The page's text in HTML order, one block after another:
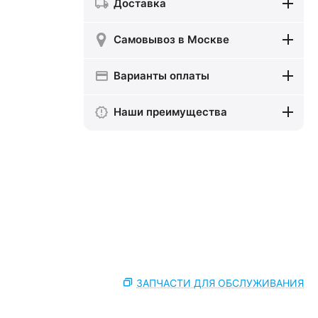
Доставка
Самовывоз в Москве
Варианты оплаты
Наши преимущества
ЗАПЧАСТИ ДЛЯ ОБСЛУЖИВАНИЯ